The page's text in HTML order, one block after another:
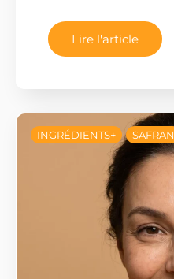
Lire l'article
INGRÉDIENTS+ SAFRAN